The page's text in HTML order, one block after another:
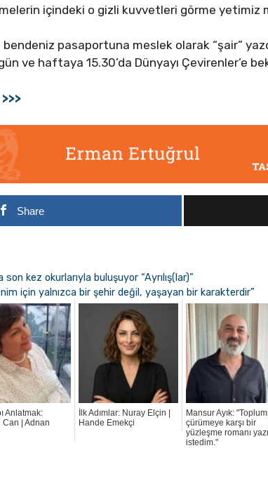
içindeki o gizli kuvvetleri görme yetimiz
bendeniz pasaportuna meslek olarak “şair”
ve haftaya 15.30’da Dünyayı Çevirenler’e
Share
kez okurlarıyla buluşuyor “Ayrılış(lar)”
için yalnızca bir şehir değil, yaşayan bir karakterdir”
Anlatmak:
Can | Adnan
İlk Adımlar: Nuray Elçin |
Hande Emekçi
Mansur Ayık:
çürümeye karşı bir
yüzleşme romanı
istedim."